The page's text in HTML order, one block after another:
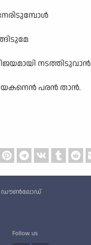
നടത്തിടുവാൻ
പരൻ താൻ.
ഡൗൺലോഡ്
Follow us